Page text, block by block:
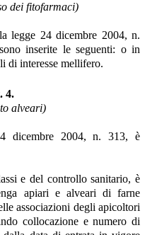
dei fitofarmaci)
legge 24 dicembre 2004, n.
inserite le seguenti: o in
di interesse mellifero.
4.
alveari)
dicembre 2004, n. 313, è
e del controllo sanitario, è
apiari e alveari di farne
associazioni degli apicoltori
collocazione e numero di